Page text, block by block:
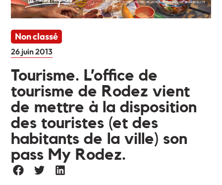
Non classé
26 juin 2013
Tourisme. L’office de
tourisme de Rodez vient
de mettre à la disposition
des touristes (et des
habitants de la ville) son
pass My Rodez.